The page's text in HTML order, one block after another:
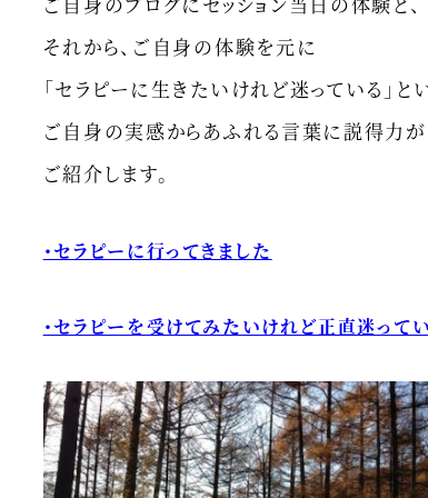
それから、ご自身の体験を元に
「セラピーに生きたいけれど迷っている」と
ご自身の実感からあふれる言葉に説得力が
ご紹介します。
・セラピーに行ってきました
・セラピーを受けてみたいけれど正直迷って